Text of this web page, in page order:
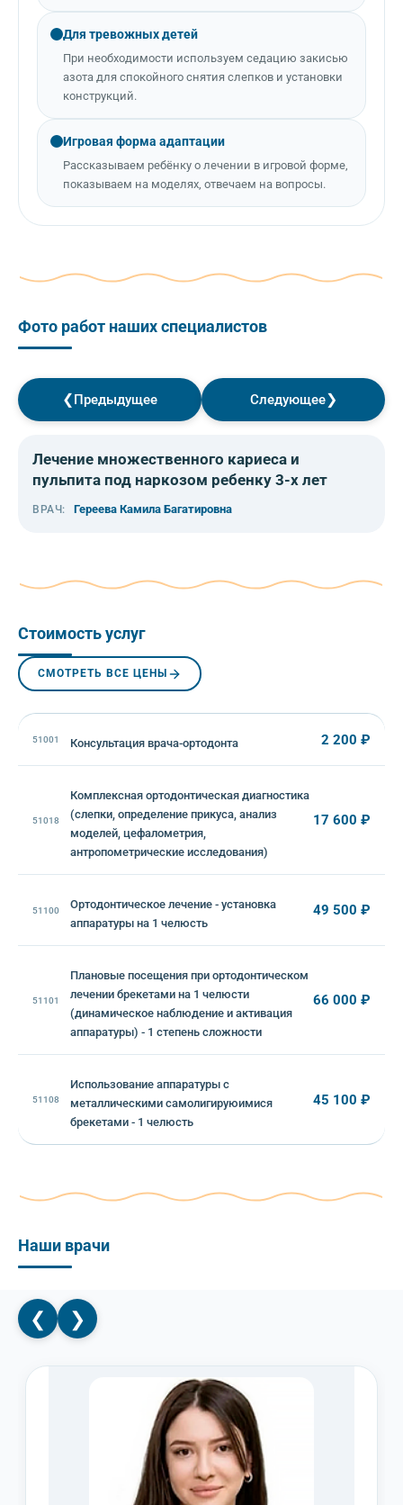
Для тревожных детей
При необходимости используем седацию закисью
азота для спокойного снятия слепков и установки
конструкций.
Игровая форма адаптации
Рассказываем ребёнку о лечении в игровой форме,
показываем на моделях, отвечаем на вопросы.
Фото работ наших специалистов
❮Предыдущее Следующее❯
Лечение множественного кариеса и
пульпита под наркозом ребенку 3-х лет
ВРАЧ: Гереева Камила Багатировна
Стоимость услуг
СМОТРЕТЬ ВСЕ ЦЕНЫ
51001 Консультация врача-ортодонта 2 200 ₽
51018
Комплексная ортодонтическая диагностика
(слепки, определение прикуса, анализ
моделей, цефалометрия,
антропометрические исследования)
17 600 ₽
51100
Ортодонтическое лечение - установка
аппаратуры на 1 челюсть
49 500 ₽
51101
Плановые посещения при ортодонтическом
лечении брекетами на 1 челюсти
(динамическое наблюдение и активация
аппаратуры) - 1 степень сложности
66 000 ₽
51108
Использование аппаратуры с
металлическими самолигируюимися
брекетами - 1 челюсть
45 100 ₽
Наши врачи
❮ ❯